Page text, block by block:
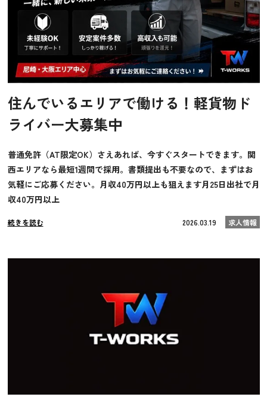
住んでいるエリアで働ける！軽貨物ド
ライバー大募集中
普通免許（AT限定OK）さえあれば、今すぐスタートできます。関
西エリアなら最短1週間で採用。書類提出も不要なので、まずはお
気軽にご応募ください。月収40万円以上も狙えます月25日出社で月
収40万円以上
続きを読む 2026.03.19 求人情報